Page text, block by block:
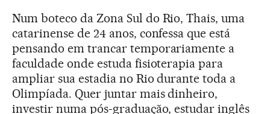
Num boteco da Zona Sul do Rio, Thais, uma
catarinense de 24 anos, confessa que está
pensando em trancar temporariamente a
faculdade onde estuda fisioterapia para
ampliar sua estadia no Rio durante toda a
Olimpíada. Quer juntar mais dinheiro,
investir numa pós-graduação, estudar inglês